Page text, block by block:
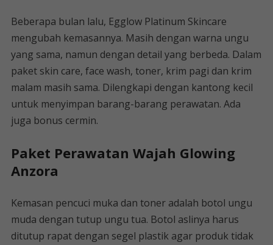
Beberapa bulan lalu, Egglow Platinum Skincare
mengubah kemasannya. Masih dengan warna ungu
yang sama, namun dengan detail yang berbeda. Dalam
paket skin care, face wash, toner, krim pagi dan krim
malam masih sama. Dilengkapi dengan kantong kecil
untuk menyimpan barang-barang perawatan. Ada
juga bonus cermin.
Paket Perawatan Wajah Glowing
Anzora
Kemasan pencuci muka dan toner adalah botol ungu
muda dengan tutup ungu tua. Botol aslinya harus
ditutup rapat dengan segel plastik agar produk tidak